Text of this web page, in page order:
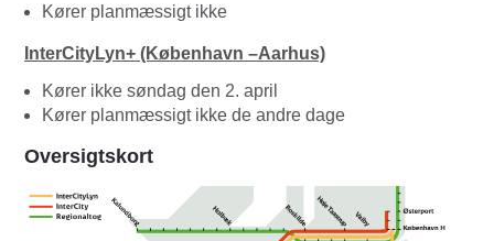
Kører planmæssigt ikke
InterCityLyn+ (København –Aarhus)
Kører ikke søndag den 2. april
Kører planmæssigt ikke de andre dage
Oversigtskort